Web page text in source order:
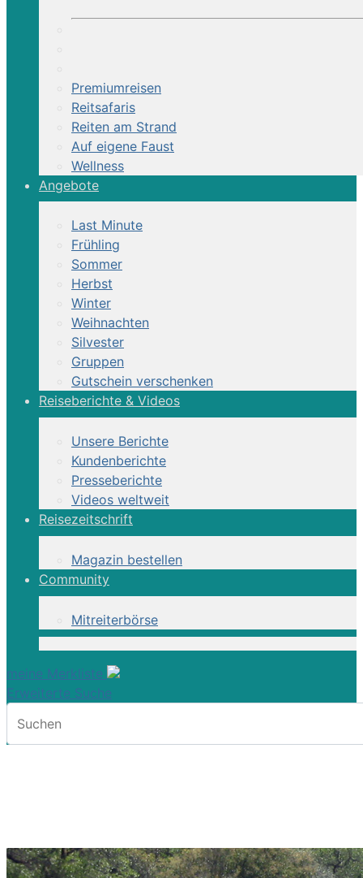
Premiumreisen
Reitsafaris
Reiten am Strand
Auf eigene Faust
Wellness
Angebote
Last Minute
Frühling
Sommer
Herbst
Winter
Weihnachten
Silvester
Gruppen
Gutschein verschenken
Reiseberichte & Videos
Unsere Berichte
Kundenberichte
Presseberichte
Videos weltweit
Reisezeitschrift
Magazin bestellen
Community
Mitreiterbörse
meine Merkliste
Erweiterte Suche